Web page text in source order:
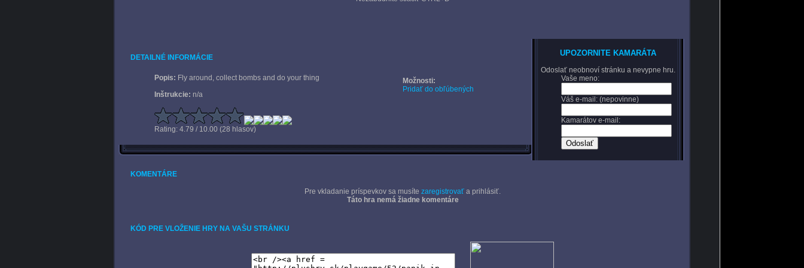
DETAILNÉ INFORMÁCIE
Popis: Fly around, collect bombs and do your thing
Inštrukcie: n/a
Rating: 4.79 / 10.00 (28 hlasov)
Možnosti:
Pridať do obľúbených
UPOZORNITE KAMARÁTA
Odoslať neobnoví stránku a nevypne hru.
Vaše meno:
Váš e-mail: (nepovinne)
Kamarátov e-mail:
KOMENTÁRE
Pre vkladanie príspevkov sa musíte zaregistrovať a prihlásiť.
Táto hra nemá žiadne komentáre
KÓD PRE VLOŽENIE HRY NA VAŠU STRÁNKU